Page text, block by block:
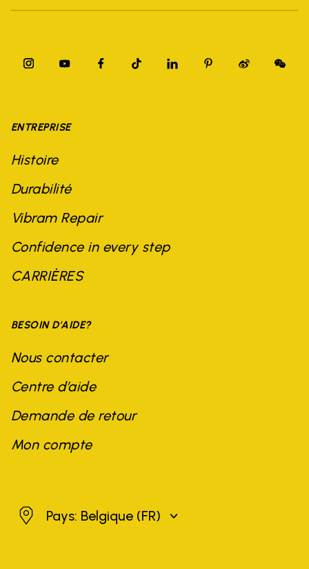
ENTREPRISE
Histoire
Durabilité
Vibram Repair
Confidence in every step
CARRIÈRES
BESOIN D'AIDE?
Nous contacter
Centre d’aide
Demande de retour
Mon compte
BelgiquePays: Belgique (FR)